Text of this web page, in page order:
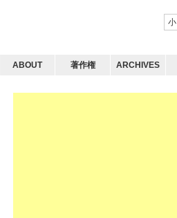
ABOUT 著作権 ARCHIVES
小